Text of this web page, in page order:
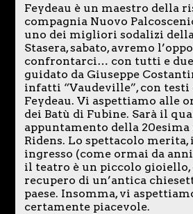
Feydeau è un maestro della
compagnia Nuovo
uno dei migliori sodalizi
Stasera, sabato, avremo
confrontarci… con tutti e
guidato da Giuseppe
infatti “Vaudeville”, con testi
Feydeau. Vi aspettiamo alle
dei Batù di Fubine. Sarà il
appuntamento della 20esima
Ridens. Lo spettacolo
ingresso (come ormai da
il teatro è un piccolo gioiello,
recupero di un’antica
paese. Insomma, vi
certamente piacevole.